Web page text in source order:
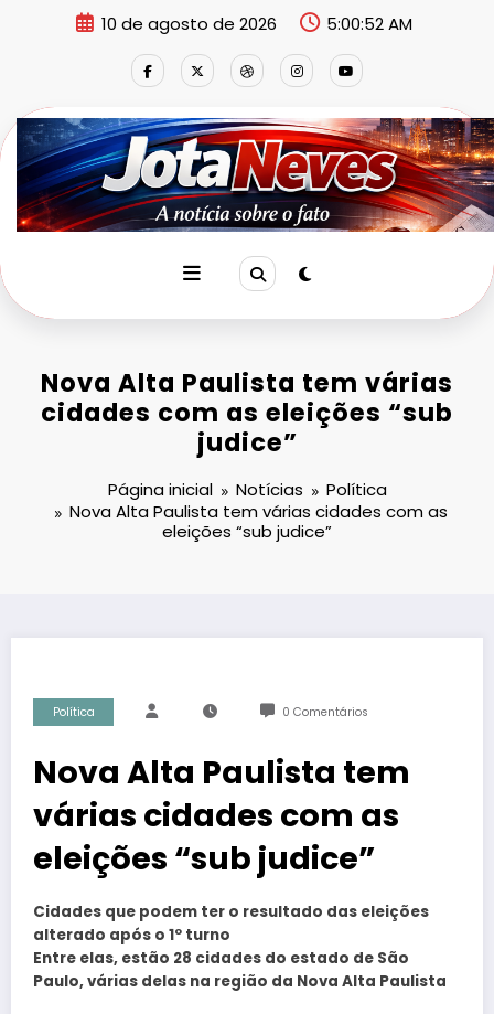
10 de agosto de 2026 5:00:52 AM
Nova Alta Paulista tem várias
cidades com as eleições “sub
judice”
Página inicial Notícias
Política
Nova Alta Paulista tem várias cidades com as
eleições “sub judice”
Política 0 Comentários
Nova Alta Paulista tem
várias cidades com as
eleições “sub judice”
Cidades que podem ter o resultado das eleições
alterado após o 1º turno
Entre elas, estão 28 cidades do estado de São
Paulo, várias delas na região da Nova Alta Paulista